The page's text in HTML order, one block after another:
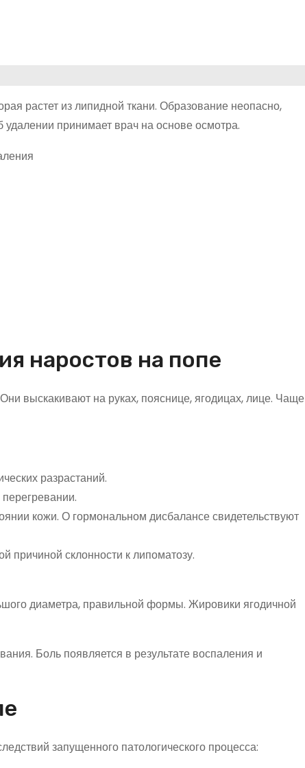
растет из липидной ткани. Образование неопасно,
принимает врач на основе осмотра.
наростов на попе
выскакивают на руках, пояснице, ягодицах, лице. Чаще
разрастаний.
кожи. О гормональном дисбалансе свидетельствуют
причиной склонности к липоматозу.
диаметра, правильной формы. Жировики ягодичной
Боль появляется в результате воспаления и
запущенного патологического процесса: